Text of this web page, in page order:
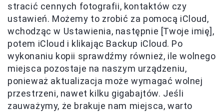
stracić cennych fotografii, kontaktów czy
ustawień. Możemy to zrobić za pomocą iCloud,
wchodząc w Ustawienia, następnie [Twoje imię],
potem iCloud i klikając Backup iCloud. Po
wykonaniu kopii sprawdźmy również, ile wolnego
miejsca pozostaje na naszym urządzeniu,
ponieważ aktualizacja może wymagać wolnej
przestrzeni, nawet kilku gigabajtów. Jeśli
zauważymy, że brakuje nam miejsca, warto